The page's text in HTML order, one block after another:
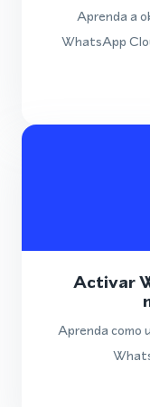
Aprenda a
WhatsApp
Activar
Aprenda como